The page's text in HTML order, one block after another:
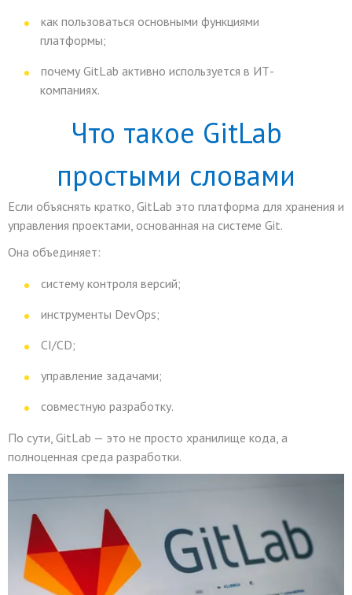
как пользоваться основными функциями
платформы;
почему GitLab активно используется в ИТ-
компаниях.
Что такое GitLab
простыми словами
Если объяснять кратко, GitLab это платформа для хранения и
управления проектами, основанная на системе Git.
Она объединяет:
систему контроля версий;
инструменты DevOps;
CI/CD;
управление задачами;
совместную разработку.
По сути, GitLab — это не просто хранилище кода, а
полноценная среда разработки.